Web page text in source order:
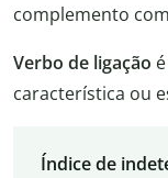
complemento
Verbo de ligação
característica ou
Índice de